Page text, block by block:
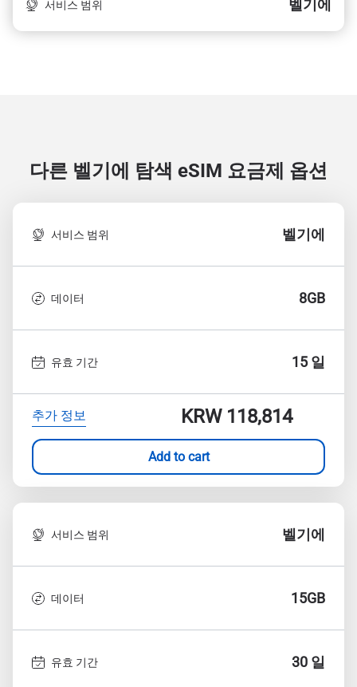
서비스 범위 벨기에
다른 벨기에 탐색 eSIM 요금제 옵션
서비스 범위 벨기에
데이터 8GB
유효 기간 15 일
추가 정보 KRW 118,814
Add to cart
서비스 범위 벨기에
데이터 15GB
유효 기간 30 일